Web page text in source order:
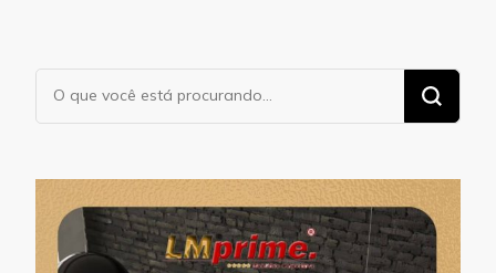
Procurando
algo?